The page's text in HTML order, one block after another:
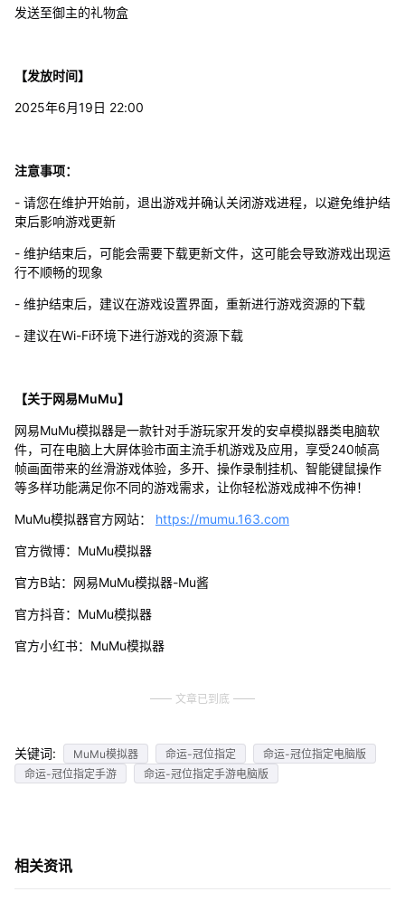
发送至御主的礼物盒
【发放时间】
2025年6月19日 22:00
注意事项：
- 请您在维护开始前，退出游戏并确认关闭游戏进程，以避免维护结
束后影响游戏更新
- 维护结束后，可能会需要下载更新文件，这可能会导致游戏出现运
行不顺畅的现象
- 维护结束后，建议在游戏设置界面，重新进行游戏资源的下载
- 建议在Wi-Fi环境下进行游戏的资源下载
【关于网易MuMu】
网易MuMu模拟器是一款针对手游玩家开发的安卓模拟器类电脑软
件，可在电脑上大屏体验市面主流手机游戏及应用，享受240帧高
帧画面带来的丝滑游戏体验，多开、操作录制挂机、智能键鼠操作
等多样功能满足你不同的游戏需求，让你轻松游戏成神不伤神！
MuMu模拟器官方网站： https://mumu.163.com
官方微博：MuMu模拟器
官方B站：网易MuMu模拟器-Mu酱
官方抖音：MuMu模拟器
官方小红书：MuMu模拟器
文章已到底
关键词: MuMu模拟器 命运-冠位指定
命运-冠位指定电脑版
命运-冠位指定手游
命运-冠位指定手游电脑版
相关资讯